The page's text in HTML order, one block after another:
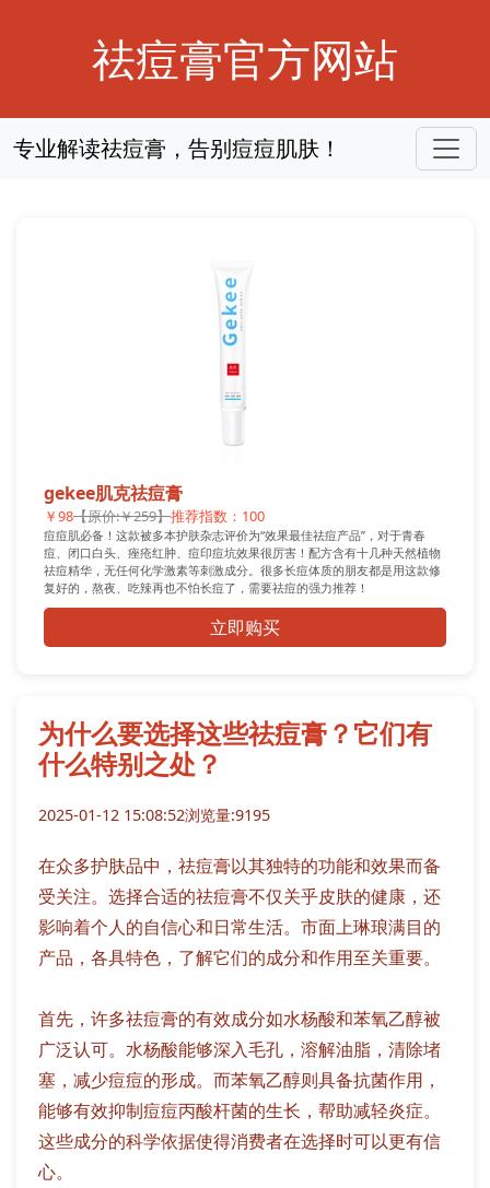
祛痘膏官方网站
专业解读祛痘膏，告别痘痘肌肤！
gekee肌克祛痘膏
￥98【原价:￥259】推荐指数：100
痘痘肌必备！这款被多本护肤杂志评价为“效果最佳祛痘产品”，对于青春
痘、闭口白头、痤疮红肿、痘印痘坑效果很厉害！配方含有十几种天然植物
祛痘精华，无任何化学激素等刺激成分。很多长痘体质的朋友都是用这款修
复好的，熬夜、吃辣再也不怕长痘了，需要祛痘的强力推荐！
立即购买
为什么要选择这些祛痘膏？它们有
什么特别之处？
2025-01-12 15:08:52浏览量:9195
在众多护肤品中，祛痘膏以其独特的功能和效果而备
受关注。选择合适的祛痘膏不仅关乎皮肤的健康，还
影响着个人的自信心和日常生活。市面上琳琅满目的
产品，各具特色，了解它们的成分和作用至关重要。
首先，许多祛痘膏的有效成分如水杨酸和苯氧乙醇被
广泛认可。水杨酸能够深入毛孔，溶解油脂，清除堵
塞，减少痘痘的形成。而苯氧乙醇则具备抗菌作用，
能够有效抑制痘痘丙酸杆菌的生长，帮助减轻炎症。
这些成分的科学依据使得消费者在选择时可以更有信
心。